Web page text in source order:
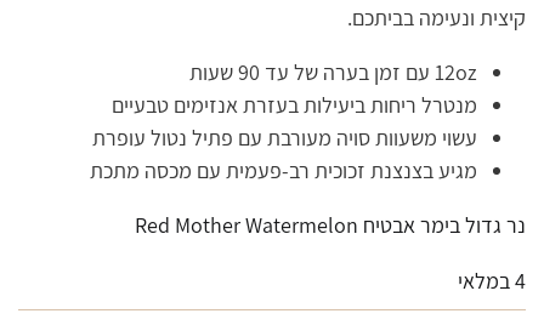
קיצית ונעימה בביתכם.
12oz עם זמן בערה של עד 90 שעות
מנטרל ריחות ביעילות בעזרת אנזימים טבעיים
עשוי משעוות סויה מעורבת עם פתיל נטול עופרת
מגיע בצנצנת זכוכית רב-פעמית עם מכסה מתכת
נר גדול בימר אבטיח Red Mother Watermelon
4 במלאי